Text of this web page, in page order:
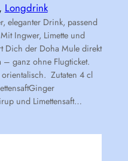
, Longdrink
eleganter Drink, passend
Ingwer, Limette und
Dich der Doha Mule direkt
– ganz ohne Flugticket.
Zutaten 4 cl
und Limettensaft…